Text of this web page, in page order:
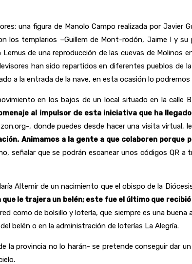
una figura de Manolo Campo realizada por
los templarios –Guillem de Mont-rodón, Jaime I y
de una reproducción de las cuevas de Molinos
han sido repartidos en diferentes pueblos
a la entrada de la nave, en esta ocasión lo
en los bajos de un local situado en la calle
al impulsor de esta iniciativa que ha
, donde puedes desde hacer una visita virtual,
Animamos a la gente a que colaboren
señalar que se podrán escanear unos códigos
Altemir de un nacimiento que el obispo de la
le trajera un belén; este fue el último que
como de bolsillo y lotería, que siempre es una
belén o en la administración de loterías La Alegría.
la provincia no lo harán- se pretende conseguir dar